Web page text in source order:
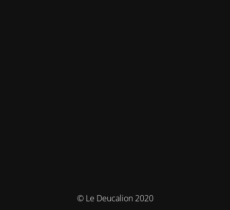
© Le Deucalion 2020